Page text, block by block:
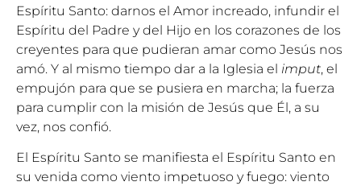
Espíritu Santo: darnos el Amor increado, infundir el
Espíritu del Padre y del Hijo en los corazones de los
creyentes para que pudieran amar como Jesús nos
amó. Y al mismo tiempo dar a la Iglesia el imput, el
empujón para que se pusiera en marcha; la fuerza
para cumplir con la misión de Jesús que Él, a su
vez, nos confió.
El Espíritu Santo se manifiesta el Espíritu Santo en
su venida como viento impetuoso y fuego: viento